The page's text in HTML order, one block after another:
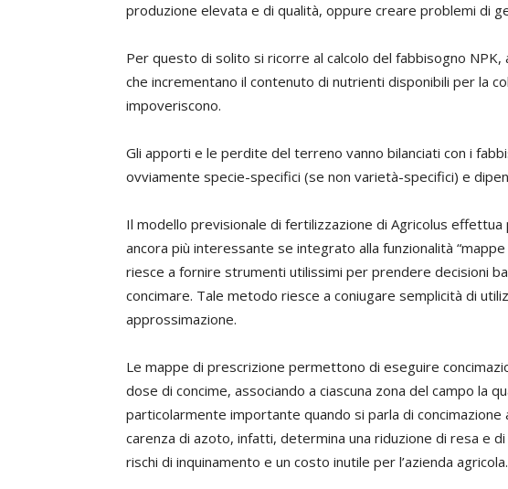
produzione elevata e di qualità, oppure creare problemi di
Per questo di solito si ricorre al calcolo del fabbisogno
che incrementano il contenuto di nutrienti disponibili per la
impoveriscono.
Gli apporti e le perdite del terreno vanno bilanciati con i
ovviamente specie-specifici (se non varietà-specifici) e
Il modello previsionale di fertilizzazione di Agricolus
ancora più interessante se integrato alla funzionalità
riesce a fornire strumenti utilissimi per prendere decisioni
concimare. Tale metodo riesce a coniugare semplicità di
approssimazione.
Le mappe di prescrizione permettono di eseguire
dose di concime, associando a ciascuna zona del campo la
particolarmente importante quando si parla di
carenza di azoto, infatti, determina una riduzione di resa e
rischi di inquinamento e un costo inutile per l’azienda agricola.